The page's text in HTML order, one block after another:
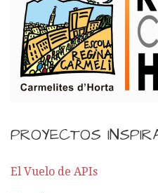
PROYECTOS
El Vuelo de APIs